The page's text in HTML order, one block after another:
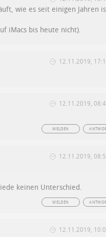
wie es seit einigen Jahren
iMacs bis heute nicht).
12.11.2019,
12.11.2019,
MELDEN
12.11.2019,
keinen Unterschied.
MELDEN
12.11.2019,